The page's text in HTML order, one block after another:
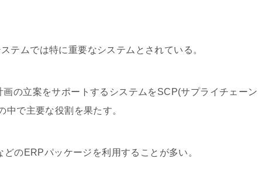
テムでは特に重要なシステムとされている。
の立案をサポートするシステムをSCP(サプライチェーン
で主要な役割を果たす。
のERPパッケージを利用することが多い。